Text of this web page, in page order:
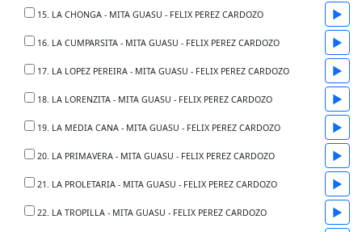
15. LA CHONGA - MITA GUASU - FELIX PEREZ CARDOZO ▶
16. LA CUMPARSITA - MITA GUASU - FELIX PEREZ CARDOZO ▶
17. LA LOPEZ PEREIRA - MITA GUASU - FELIX PEREZ CARDOZO ▶
18. LA LORENZITA - MITA GUASU - FELIX PEREZ CARDOZO ▶
19. LA MEDIA CANA - MITA GUASU - FELIX PEREZ CARDOZO ▶
20. LA PRIMAVERA - MITA GUASU - FELIX PEREZ CARDOZO ▶
21. LA PROLETARIA - MITA GUASU - FELIX PEREZ CARDOZO ▶
22. LA TROPILLA - MITA GUASU - FELIX PEREZ CARDOZO ▶